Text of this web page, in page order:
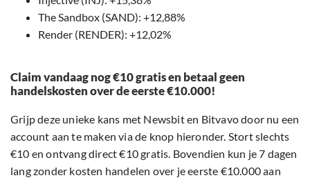
The Sandbox (SAND): +12,88%
Render (RENDER): +12,02%
Claim vandaag nog €10 gratis en betaal geen
handelskosten over de eerste €10.000!
Grijp deze unieke kans met Newsbit en Bitvavo door nu een
account aan te maken via de knop hieronder. Stort slechts
€10 en ontvang direct €10 gratis. Bovendien kun je 7 dagen
lang zonder kosten handelen over je eerste €10.000 aan